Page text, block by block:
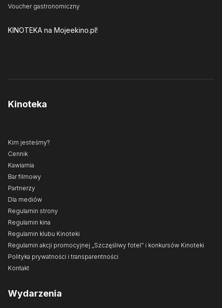
Voucher gastronomiczny
KINOTEKA na Mojeekino.pl!
Kinoteka
Kim jesteśmy?
Cennik
Kawiarnia
Bar filmowy
Partnerzy
Dla mediów
Regulamin strony
Regulamin kina
Regulamin klubu Kinoteki
Regulamin akcji promocyjnej „Szczęśliwy fotel” i konkursów Kinoteki
Polityka prywatności i transparentności
Kontakt
Wydarzenia